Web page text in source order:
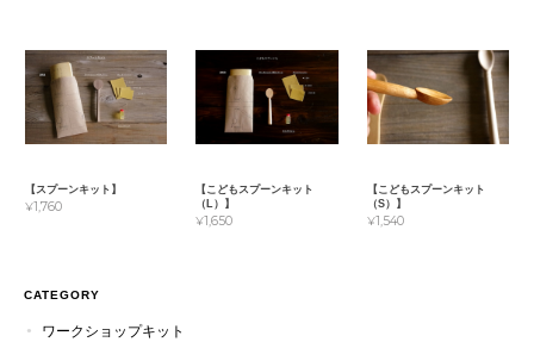
【スプーンキット】
¥1,760
【こどもスプーンキット
（L）】
¥1,650
【こどもスプーンキット
（S）】
¥1,540
CATEGORY
ワークショップキット